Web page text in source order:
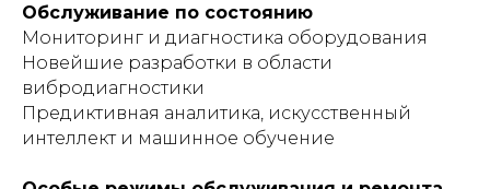
Обслуживание по состоянию
Мониторинг и диагностика оборудования
Новейшие разработки в области
вибродиагностики
Предиктивная аналитика, искусственный
интеллект и машинное обучение